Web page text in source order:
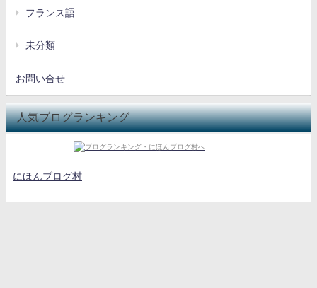
フランス語
未分類
お問い合せ
人気ブログランキング
にほんブログ村